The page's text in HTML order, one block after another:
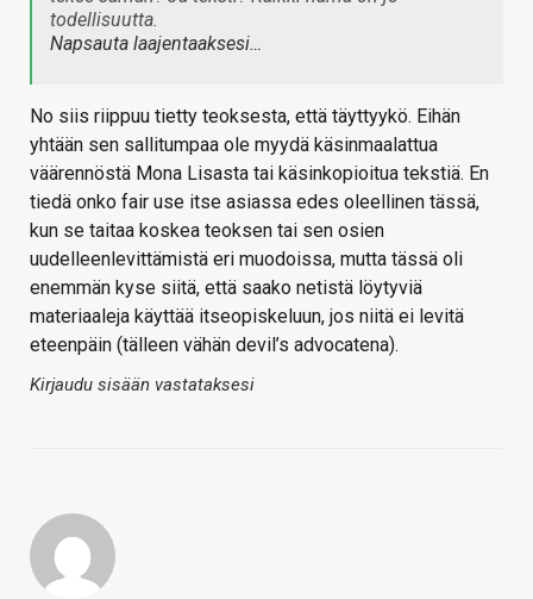
todellisuutta.
Napsauta laajentaaksesi…
No siis riippuu tietty teoksesta, että täyttyykö. Eihän
yhtään sen sallitumpaa ole myydä käsinmaalattua
väärennöstä Mona Lisasta tai käsinkopioitua tekstiä. En
tiedä onko fair use itse asiassa edes oleellinen tässä,
kun se taitaa koskea teoksen tai sen osien
uudelleenlevittämistä eri muodoissa, mutta tässä oli
enemmän kyse siitä, että saako netistä löytyviä
materiaaleja käyttää itseopiskeluun, jos niitä ei levitä
eteenpäin (tälleen vähän devil’s advocatena).
Kirjaudu sisään vastataksesi